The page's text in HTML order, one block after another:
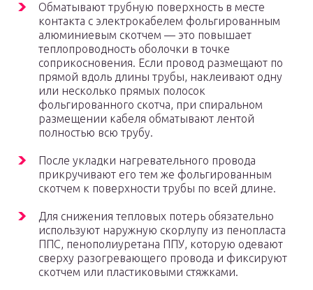
Обматывают трубную поверхность в месте
контакта с электрокабелем фольгированным
алюминиевым скотчем — это повышает
теплопроводность оболочки в точке
соприкосновения. Если провод размещают по
прямой вдоль длины трубы, наклеивают одну
или несколько прямых полосок
фольгированного скотча, при спиральном
размещении кабеля обматывают лентой
полностью всю трубу.
После укладки нагревательного провода
прикручивают его тем же фольгированным
скотчем к поверхности трубы по всей длине.
Для снижения тепловых потерь обязательно
используют наружную скорлупу из пенопласта
ППС, пенополиуретана ППУ, которую одевают
сверху разогревающего провода и фиксируют
скотчем или пластиковыми стяжками.